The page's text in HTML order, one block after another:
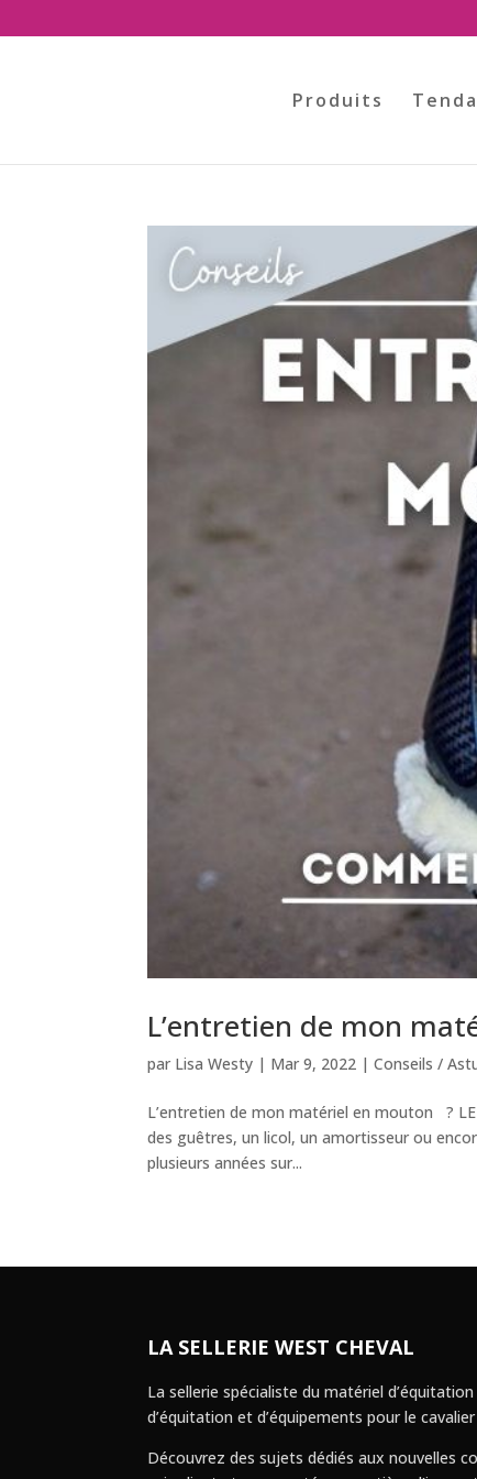
Produits
L’entretien de mon
par Lisa Westy | Mar 9, 2022 |Conseils /
L’entretien de mon matériel en mouton ? LE
des guêtres, un licol, un amortisseur ou
plusieurs années sur...
LA SELLERIE WEST CHEVAL
La sellerie spécialiste du matériel
d’équitation et d’équipements pour le
Découvrez des sujets dédiés aux nouvelles